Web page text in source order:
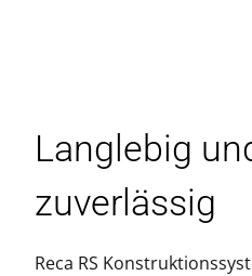
Langlebig
zuverlässig
Reca RS